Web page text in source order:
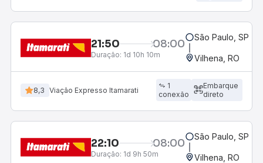
21:50 08:00
Duração: 1d 10h 10m
São Paulo, SP -
Vilhena, RO
8,3 Viação Expresso Itamarati
1
conexão
Embarque
direto
22:10 08:00
Duração: 1d 9h 50m
São Paulo, SP -
Vilhena, RO